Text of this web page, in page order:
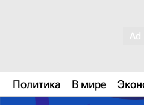
Политика В мире